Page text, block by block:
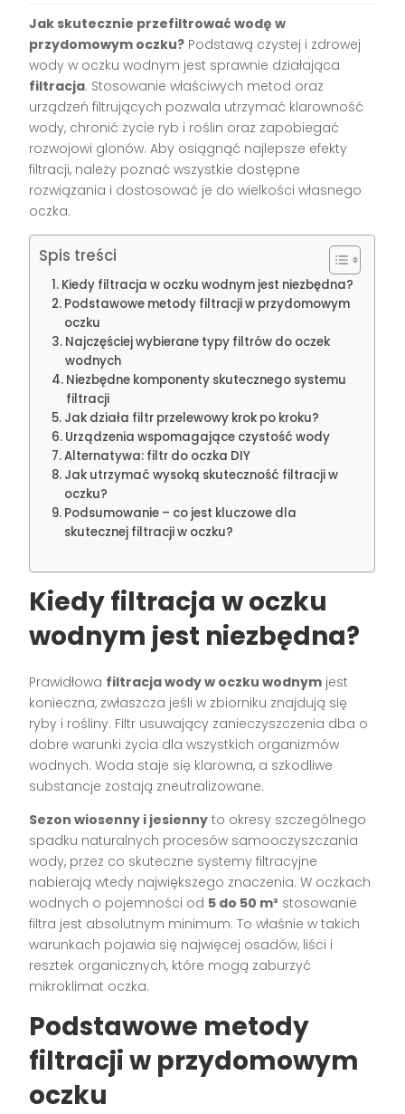
Jak skutecznie przefiltrować wodę w
przydomowym oczku? Podstawą czystej i zdrowej
wody w oczku wodnym jest sprawnie działająca
filtracja. Stosowanie właściwych metod oraz
urządzeń filtrujących pozwala utrzymać klarowność
wody, chronić życie ryb i roślin oraz zapobiegać
rozwojowi glonów. Aby osiągnąć najlepsze efekty
filtracji, należy poznać wszystkie dostępne
rozwiązania i dostosować je do wielkości własnego
oczka.
Spis treści
Kiedy filtracja w oczku wodnym jest niezbędna?
Podstawowe metody filtracji w przydomowym
oczku
Najczęściej wybierane typy filtrów do oczek
wodnych
Niezbędne komponenty skutecznego systemu
filtracji
Jak działa filtr przelewowy krok po kroku?
Urządzenia wspomagające czystość wody
Alternatywa: filtr do oczka DIY
Jak utrzymać wysoką skuteczność filtracji w
oczku?
Podsumowanie – co jest kluczowe dla
skutecznej filtracji w oczku?
Kiedy filtracja w oczku
wodnym jest niezbędna?
Prawidłowa filtracja wody w oczku wodnym jest
konieczna, zwłaszcza jeśli w zbiorniku znajdują się
ryby i rośliny. Filtr usuwający zanieczyszczenia dba o
dobre warunki życia dla wszystkich organizmów
wodnych. Woda staje się klarowna, a szkodliwe
substancje zostają zneutralizowane.
Sezon wiosenny i jesienny to okresy szczególnego
spadku naturalnych procesów samooczyszczania
wody, przez co skuteczne systemy filtracyjne
nabierają wtedy największego znaczenia. W oczkach
wodnych o pojemności od 5 do 50 m³ stosowanie
filtra jest absolutnym minimum. To właśnie w takich
warunkach pojawia się najwięcej osadów, liści i
resztek organicznych, które mogą zaburzyć
mikroklimat oczka.
Podstawowe metody
filtracji w przydomowym
oczku